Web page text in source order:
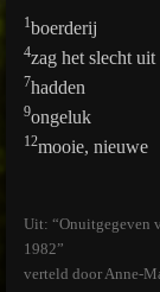
1boerderij
4zag het slecht
7
9
12mooie,
Uit: “Onuitgegeven
1982”
verteld door Anne-